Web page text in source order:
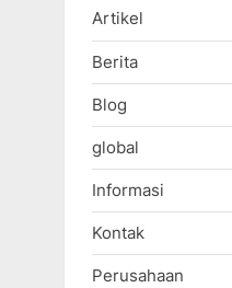
Artikel
Berita
Blog
global
Informasi
Kontak
Perusahaan